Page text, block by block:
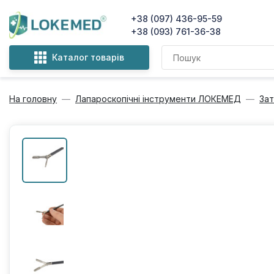
+38 (097) 436-95-59
+38 (093) 761-36-38
Каталог товарів
На головну Лапароскопічні інструменти ЛОКЕМЕД